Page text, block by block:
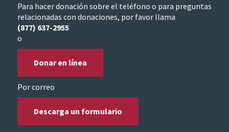
Para hacer donación sobre el teléfono o para preguntas
relacionadas con donaciones, por favor llama
(877) 637-2955
o
Donar en línea
Por correo
Descarga un formulario